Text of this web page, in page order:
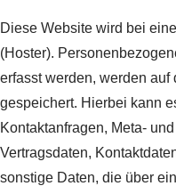
Diese Website wird bei
(Hoster).
erfasst werden, werden
gespeichert. Hierbei kann
Kontaktanfragen, Meta-
Vertragsdaten,
sonstige Daten, die über